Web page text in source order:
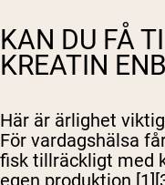
KAN DU FÅ
KREATIN
Här är ärlighet
För vardagshälsa
fisk tillräckligt med
egen produktion